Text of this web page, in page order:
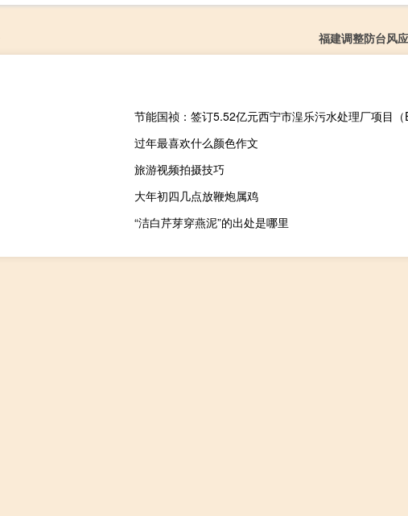
福建调整防台风
过年最喜欢什么颜色作文
旅游视频拍摄技巧
大年初四几点放鞭炮属鸡
“洁白芹芽穿燕泥”的出处是哪里